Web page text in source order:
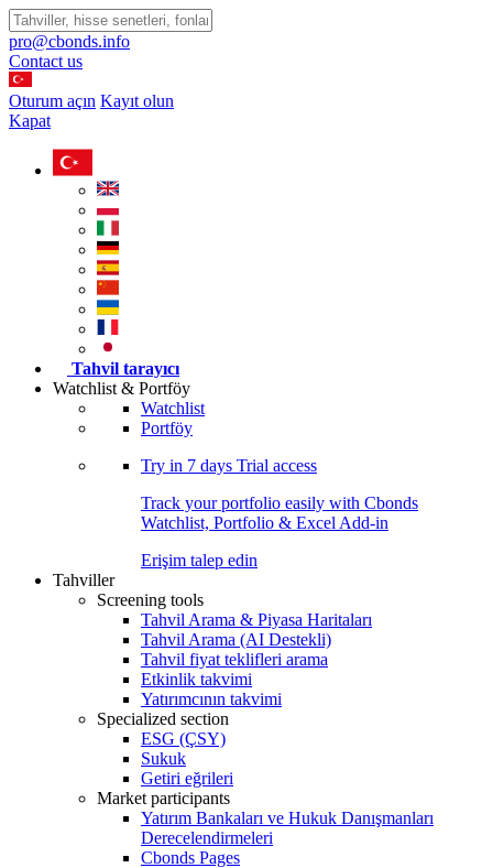
pro@cbonds.info
Contact us
Oturum açın Kayıt olun
Kapat
Tahvil tarayıcı
Watchlist & Portföy
Watchlist
Portföy
Try in 7 days Trial access
Track your portfolio easily with Cbonds
Watchlist, Portfolio & Excel Add-in
Erişim talep edin
Tahviller
Screening tools
Tahvil Arama & Piyasa Haritaları
Tahvil Arama (AI Destekli)
Tahvil fiyat teklifleri arama
Etkinlik takvimi
Yatırımcının takvimi
Specialized section
ESG (ÇSY)
Sukuk
Getiri eğrileri
Market participants
Yatırım Bankaları ve Hukuk Danışmanları
Derecelendirmeleri
Cbonds Pages